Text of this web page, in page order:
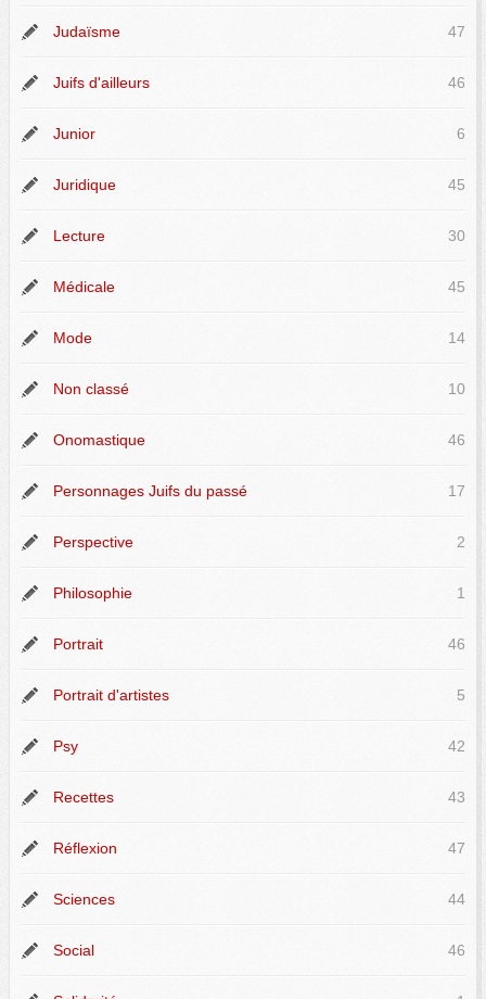
Judaïsme 47
Juifs d'ailleurs 46
Junior 6
Juridique 45
Lecture 30
Médicale 45
Mode 14
Non classé 10
Onomastique 46
Personnages Juifs du passé 17
Perspective 2
Philosophie 1
Portrait 46
Portrait d'artistes 5
Psy 42
Recettes 43
Réflexion 47
Sciences 44
Social 46